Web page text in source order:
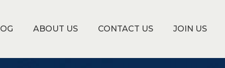
ABOUT US CONTACT US JOIN US